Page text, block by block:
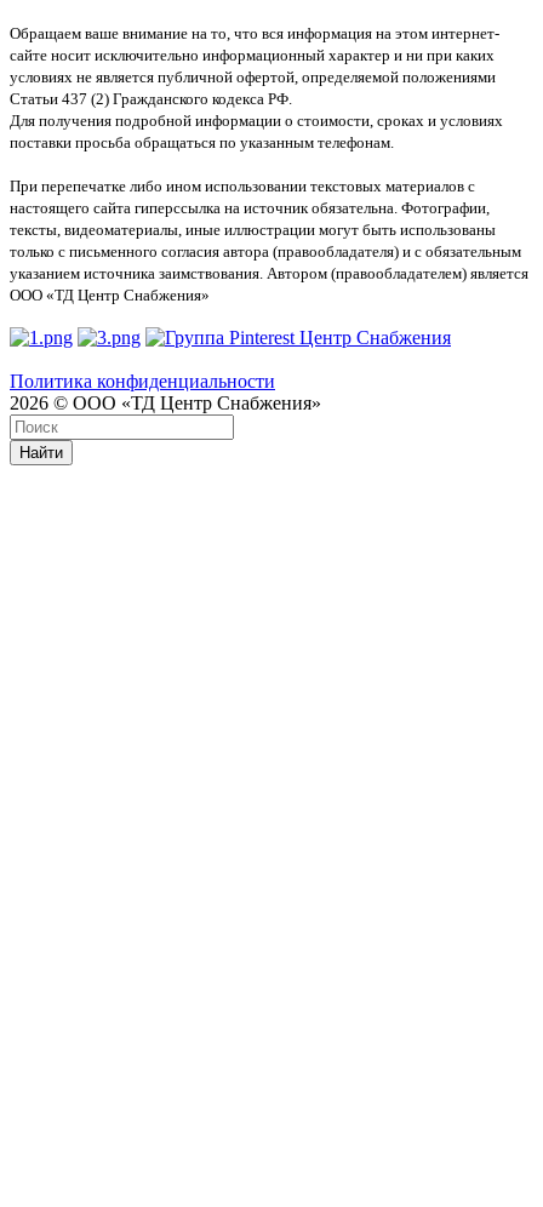
Обращаем ваше внимание на то, что вся информация на этом интернет-
сайте носит исключительно информационный характер и ни при каких
условиях не является публичной офертой, определяемой положениями
Статьи 437 (2) Гражданского кодекса РФ.
Для получения подробной информации о стоимости, сроках и условиях
поставки просьба обращаться по указанным телефонам.
При перепечатке либо ином использовании текстовых материалов с
настоящего сайта гиперссылка на источник обязательна. Фотографии,
тексты, видеоматериалы, иные иллюстрации могут быть использованы
только с письменного согласия автора (правообладателя) и с обязательным
указанием источника заимствования. Автором (правообладателем) является
ООО «ТД Центр Снабжения»
Политика конфиденциальности
2026 © ООО «ТД Центр Снабжения»
Найти